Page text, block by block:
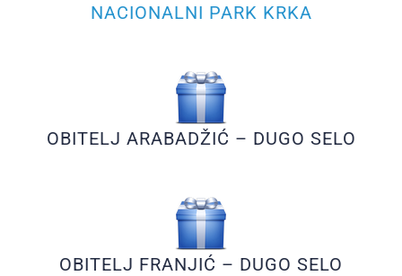
NACIONALNI PARK KRKA
OBITELJ ARABADŽIĆ – DUGO SELO
OBITELJ FRANJIĆ – DUGO SELO